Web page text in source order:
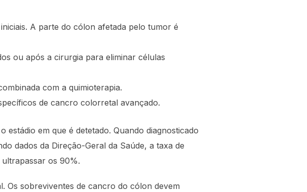
A parte do cólon afetada pelo tumor é
ou após a cirurgia para eliminar células
com a quimioterapia.
de cancro colorretal avançado.
em que é detetado. Quando diagnosticado
dados da Direção-Geral da Saúde, a taxa de
os 90%.
Os sobreviventes de cancro do cólon devem